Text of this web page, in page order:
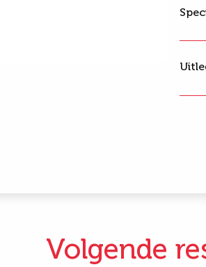
Volgende